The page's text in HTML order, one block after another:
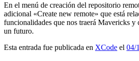
En el menú de creación del repositorio
adicional «Create new remote» que está
funcionalidades que nos traerá Mavericks y
un futuro.
Esta entrada fue publicada en XCode el 04/